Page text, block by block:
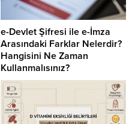
e-Devlet Şifresi ile e-İmza
Arasındaki Farklar Nelerdir?
Hangisini Ne Zaman
Kullanmalısınız?